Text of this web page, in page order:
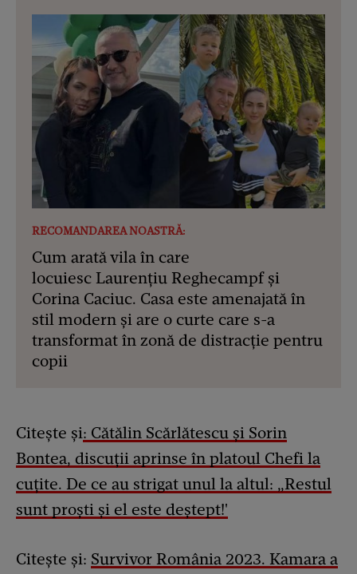
RECOMANDAREA NOASTRĂ:
Cum arată vila în care
locuiesc Laurențiu Reghecampf și
Corina Caciuc. Casa este amenajată în
stil modern și are o curte care s-a
transformat în zonă de distracție pentru
copii
Citește și: Cătălin Scărlătescu și Sorin
Bontea, discuții aprinse în platoul Chefi la
cuțite. De ce au strigat unul la altul: „Restul
sunt proști și el este deștept!'
Citește și: Survivor România 2023. Kamara a